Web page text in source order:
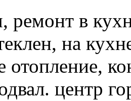
в
на
отопление,
центр